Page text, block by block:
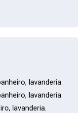
lavanderia.
lavanderia.
lavanderia.